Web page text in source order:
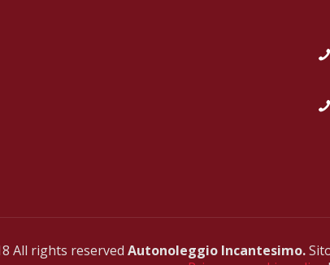
All rights reserved Autonoleggio Incantesimo.